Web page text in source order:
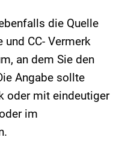
die Quelle
CC- Vermerk
an dem Sie den
Angabe sollte
oder mit eindeutiger
im